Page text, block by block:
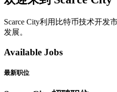
Scarce City利用比特币技术开发
发展。
Available Jobs
最新职位